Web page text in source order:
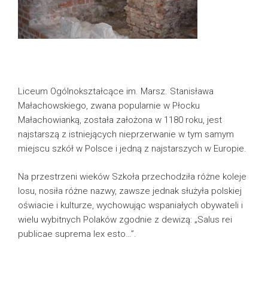
Liceum Ogólnokształcące im. Marsz. Stanisława
Małachowskiego, zwana popularnie w Płocku
Małachowianką, została założona w 1180 roku, jest
najstarszą z istniejących nieprzerwanie w tym samym
miejscu szkół w Polsce i jedną z najstarszych w Europie.
Na przestrzeni wieków Szkoła przechodziła różne koleje
losu, nosiła różne nazwy, zawsze jednak służyła polskiej
oświacie i kulturze, wychowując wspaniałych obywateli i
wielu wybitnych Polaków zgodnie z dewizą: „Salus rei
publicae suprema lex esto…”.